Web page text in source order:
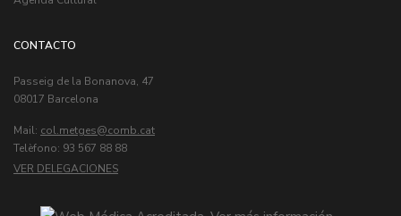
CONTACTO
Passeig de la Bonanova, 47
08017 Barcelona
Mail: col.metges
Telèfono: 93 567 88 88
VER DELEGACIONES